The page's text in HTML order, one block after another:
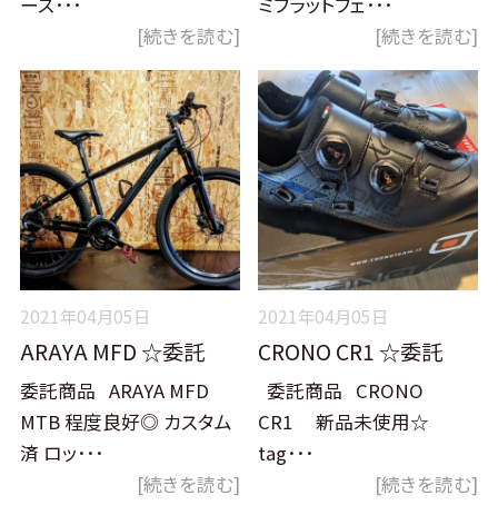
[続きを読む]
[続きを読む]
2021年04月05日
ARAYA MFD ☆委託
委託商品 ARAYA MFD
MTB 程度良好◎ カスタム
済 ロッ･･･
[続きを読む]
2021年04月05日
CRONO CR1 ☆委託
委託商品 CRONO
CR1 新品未使用☆
tag･･･
[続きを読む]